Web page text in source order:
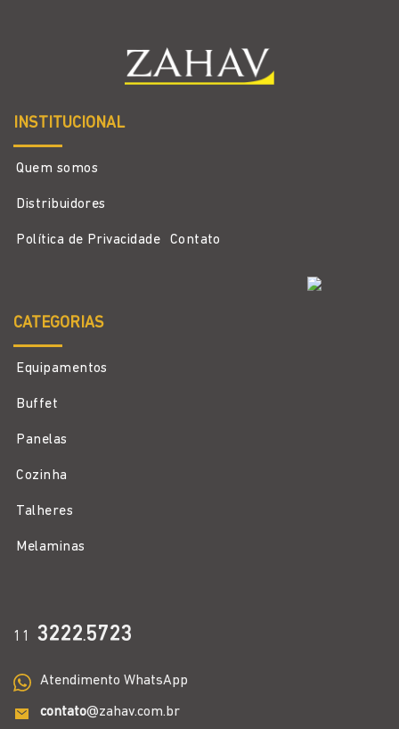
INSTITUCIONAL
Quem somos
Distribuidores
Política de Privacidade Contato
CATEGORIAS
Equipamentos
Buffet
Panelas
Cozinha
Talheres
Melaminas
11 3222.5723
Atendimento WhatsApp
contato@zahav.com.br